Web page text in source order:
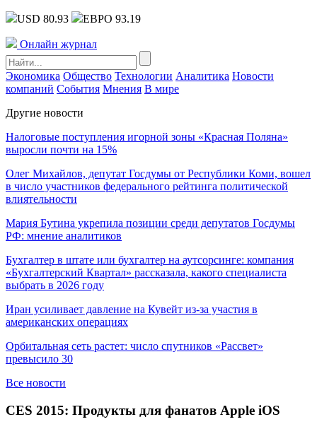
USD 80.93 ЕВРО 93.19
Онлайн журнал
Экономика Общество Технологии Аналитика Новости
компаний События Мнения В мире
Другие новости
Налоговые поступления игорной зоны «Красная Поляна»
выросли почти на 15%
Олег Михайлов, депутат Госдумы от Республики Коми, вошел
в число участников федерального рейтинга политической
влиятельности
Мария Бутина укрепила позиции среди депутатов Госдумы
РФ: мнение аналитиков
Бухгалтер в штате или бухгалтер на аутсорсинге: компания
«Бухгалтерский Квартал» рассказала, какого специалиста
выбрать в 2026 году
Иран усиливает давление на Кувейт из-за участия в
американских операциях
Орбитальная сеть растет: число спутников «Рассвет»
превысило 30
Все новости
CES 2015: Продукты для фанатов Apple iOS